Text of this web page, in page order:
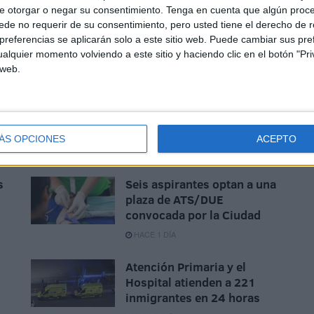
otorgar o negar su consentimiento. Tenga en cuenta que algún
no requerir de su consentimiento, pero usted tiene el derecho de
se aplicarán solo a este sitio web. Puede cambiar sus
momento volviendo a este sitio y haciendo clic en el botón
OPCIONES ACEPTO
de medidas, sino un equilibrio adecuado entre
desarrollar", ha concluido.
Seis aspirantes optan a una
plaza de ATS/DUE
convocada por la Ciudad
HACE 1 DÍA
Atención Primaria y el
Hospital atienden a 221
inmigrantes en 24 horas